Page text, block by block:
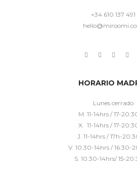
+34 610 137 491
HORARIO
Lunes cerrado
M. 11-14hrs / 17-
X. 11-14hrs / 17-
J. 11-14hrs / 17h-
V. 10:30-14hrs / 16:30-
S. 10:30-14hrs/ 15-